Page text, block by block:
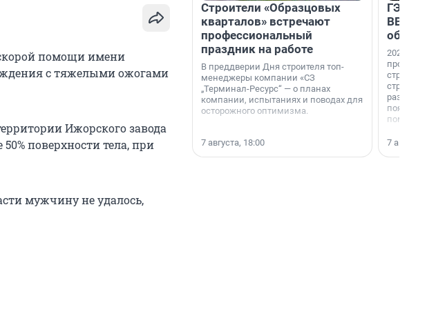
скорой помощи имени
с тяжелыми ожогами
Ижорского завода
поверхности тела, при
мужчину не удалось,
Строители «Образцовых
кварталов» встречают
профессиональный
праздник на работе
В преддверии Дня строителя топ-
менеджеры компании «СЗ
„Терминал-Ресурс“ — о планах
компании, испытаниях и поводах для
осторожного оптимизма.
7 августа, 18:00
ГЭС,
ВВП: в
об
2026-й —
раз. В
7